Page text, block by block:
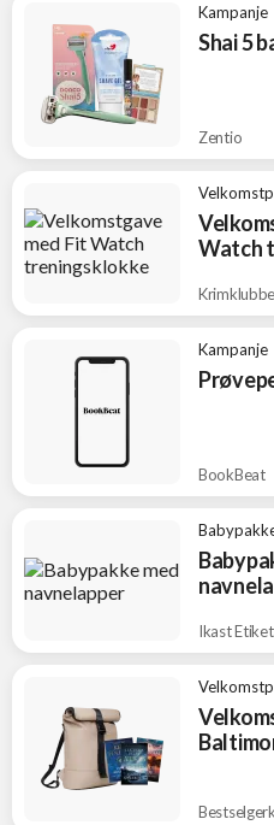
Kampanje
Shai 5
Zentio
Watch
Kampanje
BookBeat
Ikast